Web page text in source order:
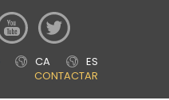
ES
CA
CONTACTAR